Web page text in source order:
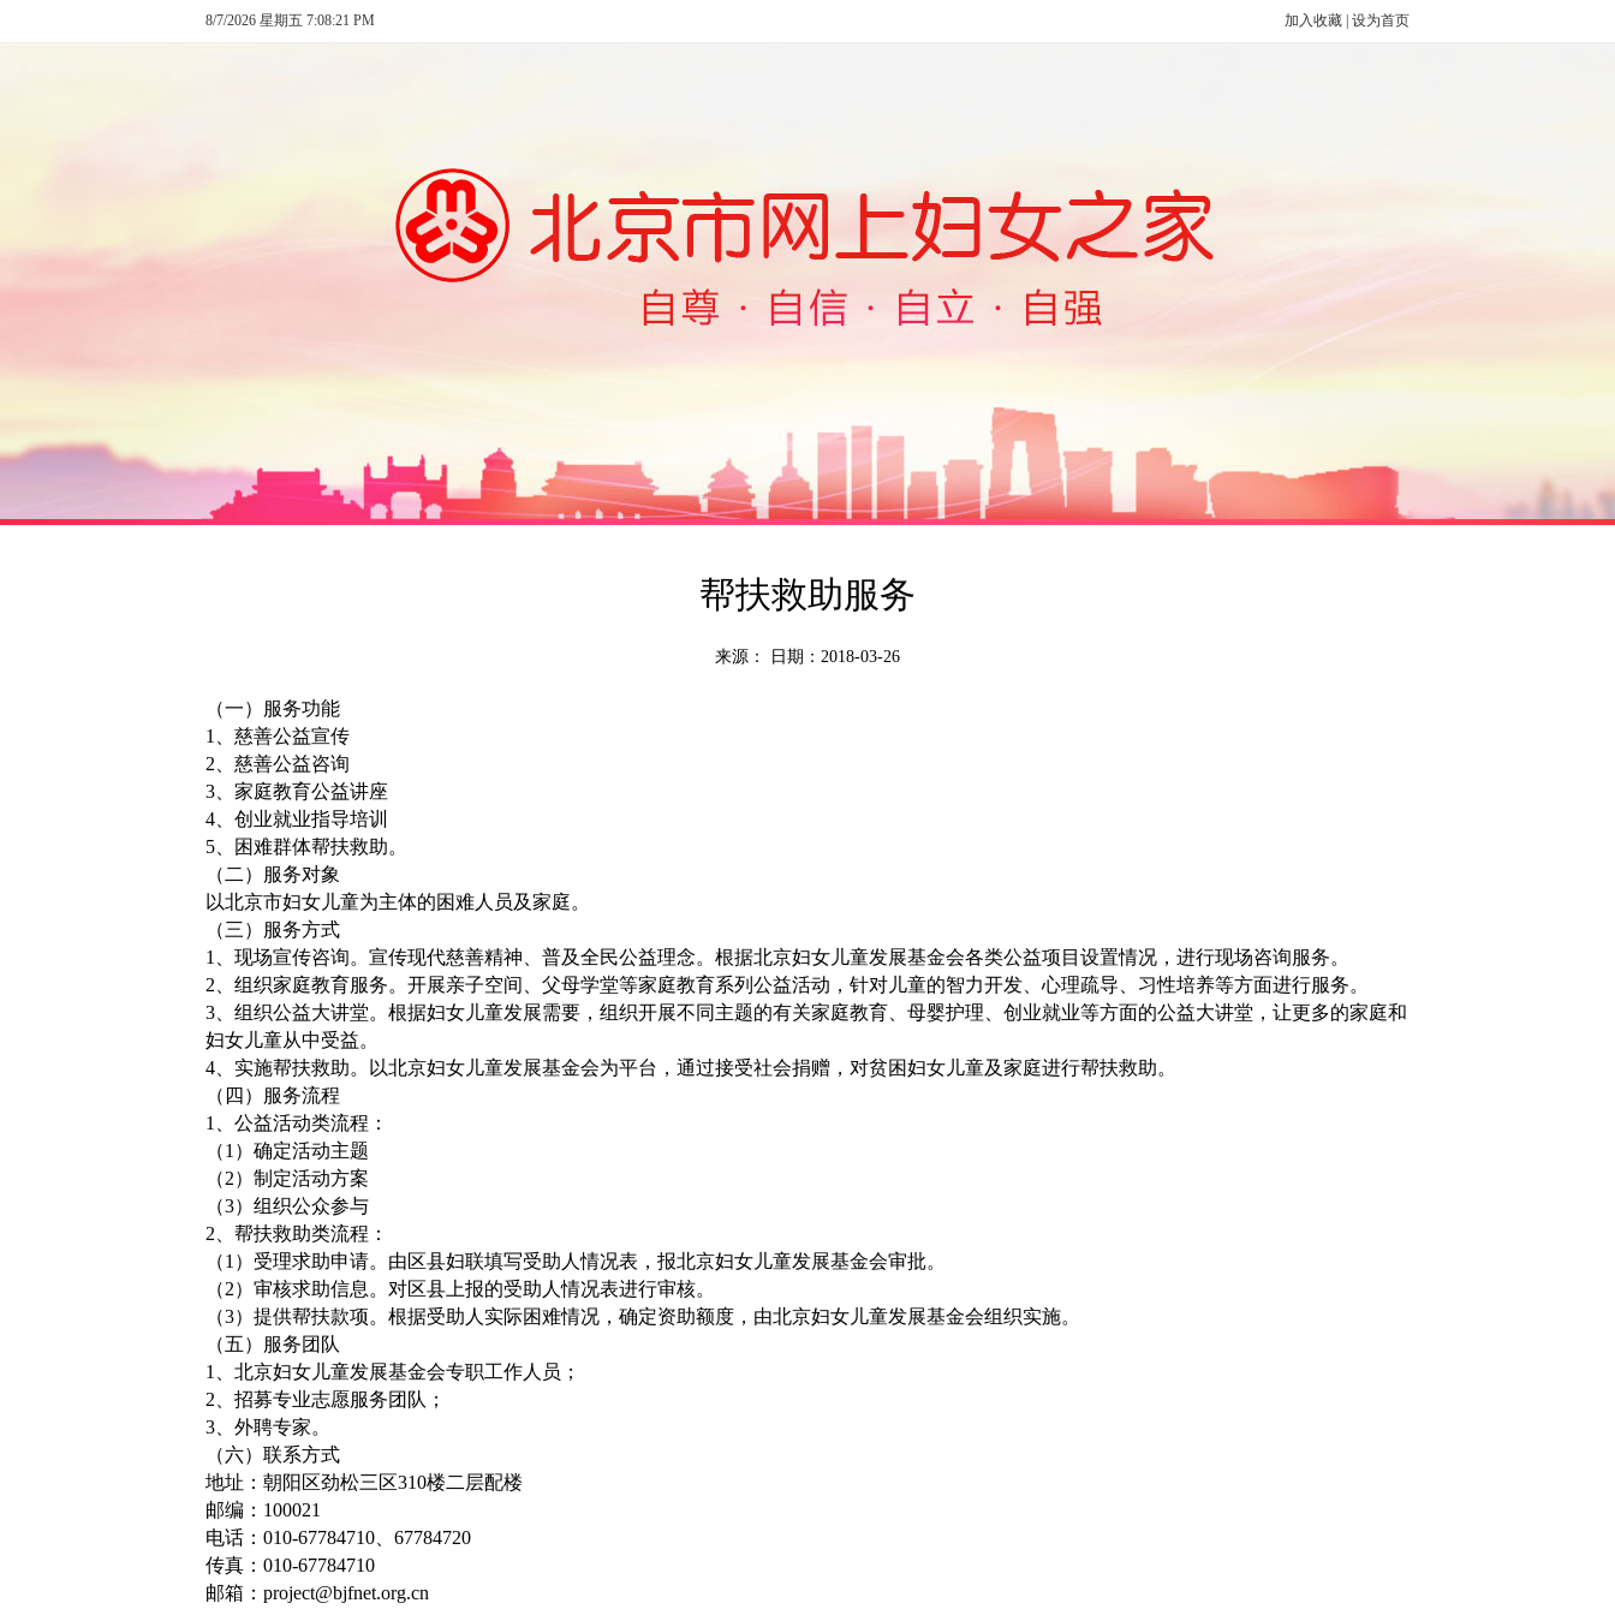
8/7/2026 星期五 7:08:21 PM 加入收藏 设为首页
帮扶救助服务
来源： 日期：2018-03-26
（一）服务功能
1、慈善公益宣传
2、慈善公益咨询
3、家庭教育公益讲座
4、创业就业指导培训
5、困难群体帮扶救助。
（二）服务对象
以北京市妇女儿童为主体的困难人员及家庭。
（三）服务方式
1、现场宣传咨询。宣传现代慈善精神、普及全民公益理念。根据北京妇女儿童发展基金会各类公益项目设置情况，进行现场咨询服务。
2、组织家庭教育服务。开展亲子空间、父母学堂等家庭教育系列公益活动，针对儿童的智力开发、心理疏导、习性培养等方面进行服务。
3、组织公益大讲堂。根据妇女儿童发展需要，组织开展不同主题的有关家庭教育、母婴护理、创业就业等方面的公益大讲堂，让更多的家庭和
妇女儿童从中受益。
4、实施帮扶救助。以北京妇女儿童发展基金会为平台，通过接受社会捐赠，对贫困妇女儿童及家庭进行帮扶救助。
（四）服务流程
1、公益活动类流程：
（1）确定活动主题
（2）制定活动方案
（3）组织公众参与
2、帮扶救助类流程：
（1）受理求助申请。由区县妇联填写受助人情况表，报北京妇女儿童发展基金会审批。
（2）审核求助信息。对区县上报的受助人情况表进行审核。
（3）提供帮扶款项。根据受助人实际困难情况，确定资助额度，由北京妇女儿童发展基金会组织实施。
（五）服务团队
1、北京妇女儿童发展基金会专职工作人员；
2、招募专业志愿服务团队；
3、外聘专家。
（六）联系方式
地址：朝阳区劲松三区310楼二层配楼
邮编：100021
电话：010-67784710、67784720
传真：010-67784710
邮箱：project@bjfnet.org.cn